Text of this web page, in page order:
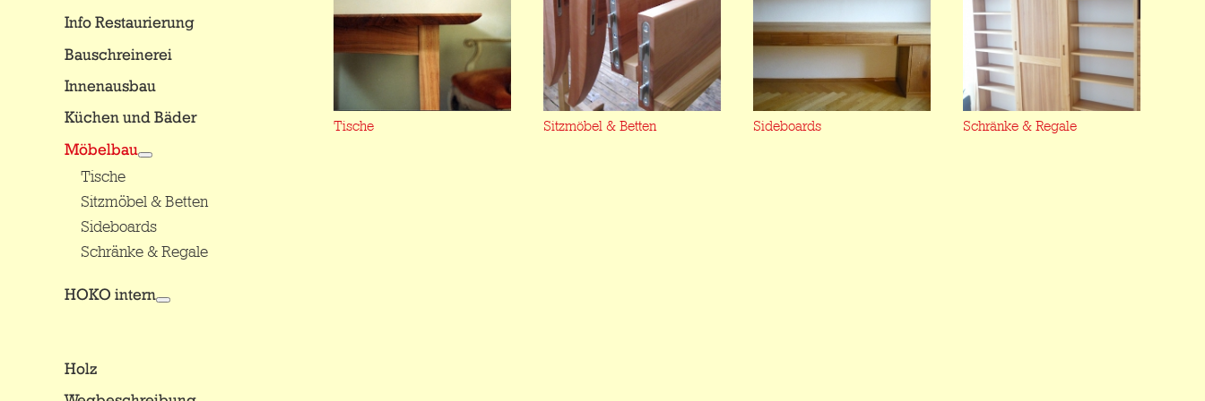
Info Restaurierung
Bauschreinerei
Innenausbau
Küchen und Bäder
Möbelbau
Tische
Sitzmöbel & Betten
Sideboards
Schränke & Regale
HOKO intern
Holz
Tische Sitzmöbel & Betten Sideboards Schränke & Regale